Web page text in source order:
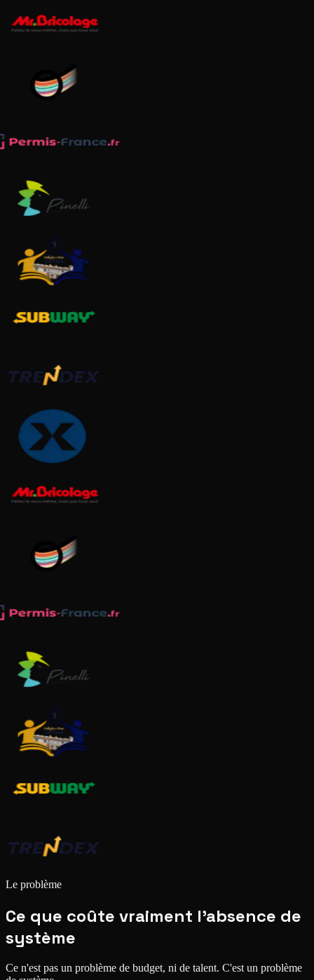
Le problème
Ce que coûte vraiment l'absence de
système
Ce n'est pas un problème de budget, ni de talent. C'est un problème